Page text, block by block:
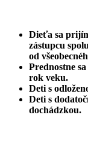
Dieťa sa
zástupcu
od
Prednostne
rok veku.
Deti s
Deti s
dochádzkou.